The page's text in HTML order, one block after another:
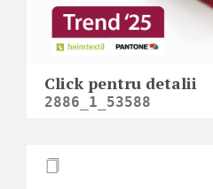
Click pentru detalii
2886_1_53588